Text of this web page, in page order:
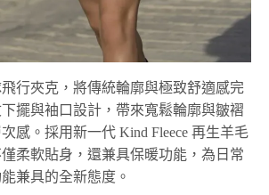
行夾克，將傳統輪廓與極致舒適感完
擺與袖口設計，帶來寬鬆輪廓與皺褶
感。採用新一代 Kind Fleece 再生羊毛
柔軟貼身，還兼具保暖功能，為日常
兼具的全新態度。